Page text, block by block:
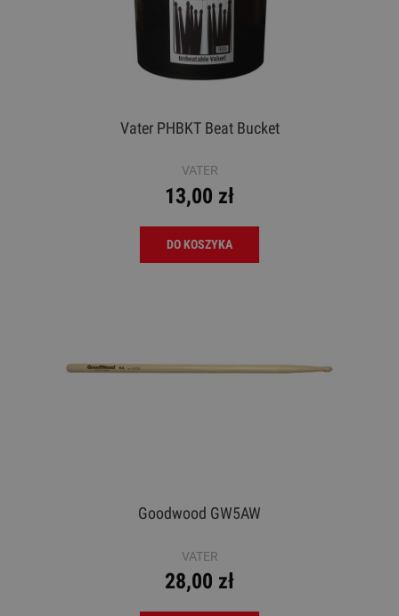
Vater PHBKT Beat Bucket
VATER
13,00 zł
DO KOSZYKA
Goodwood GW5AW
VATER
28,00 zł